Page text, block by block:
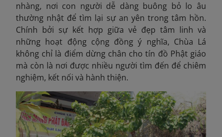
nhàng, nơi con người dễ dàng buông bỏ lo âu
thường nhật để tìm lại sự an yên trong tâm hồn.
Chính bởi sự kết hợp giữa vẻ đẹp tâm linh và
những hoạt động cộng đồng ý nghĩa, Chùa Lá
không chỉ là điểm dừng chân cho tín đồ Phật giáo
mà còn là nơi được nhiều người tìm đến để chiêm
nghiệm, kết nối và hành thiện.